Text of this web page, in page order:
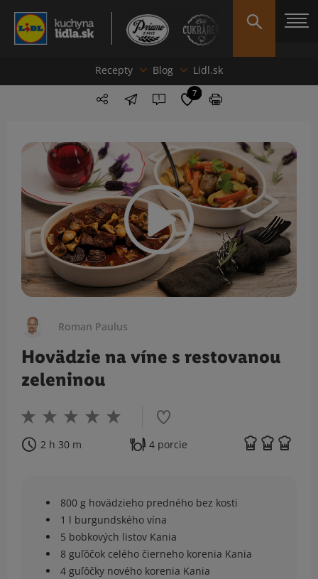
Recepty Blog Lidl.sk
1 7
Roman Paulus
Hovädzie na víne s restovanou
zeleninou
2 h 30 m 4 porcie
800 g hovädzieho predného bez kosti
1 l burgundského vína
5 bobkových listov Kania
8 guľôčok celého čierneho korenia Kania
4 guľôčky nového korenia Kania